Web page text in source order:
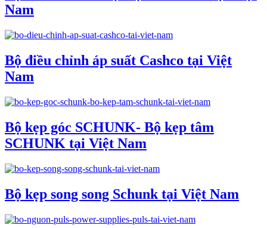
Nam
Bộ điều chỉnh áp suất Cashco tại Việt
Nam
Bộ kẹp góc SCHUNK- Bộ kẹp tâm
SCHUNK tại Việt Nam
Bộ kẹp song song Schunk tại Việt Nam